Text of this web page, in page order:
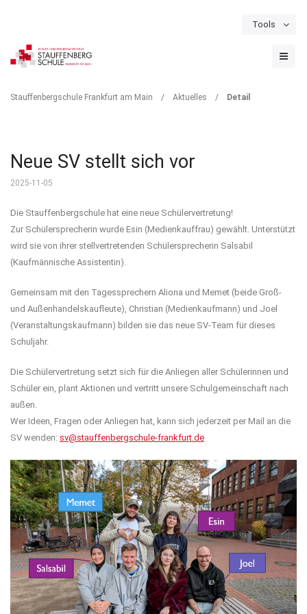
Tools
Schulportal Termine
Stauffenbergschule Frankfurt am Main / Aktuelles / Detail
Neue SV stellt sich vor
2025-11-05
Die Stauffenbergschule hat eine neue Schülervertretung!
Zur Schülersprecherin wurde Esin (Medienkauffrau) gewählt. Unterstützt
wird sie von ihrer stellvertretenden Schülersprecherin Salsabil
(Kaufmännische Assistentin).
Gemeinsam mit den Tagessprechern Aliona und Memet (beide Groß-
und Außenhandelskaufleute), Christian (Medienkaufmann) und Joel
(Veranstaltungskaufmann) bilden sie das neue SV-Team für dieses
Schuljahr.
Die Schülervertretung setzt sich für die Anliegen aller Schülerinnen und
Schüler ein, plant Aktionen und vertritt unsere Schulgemeinschaft nach
außen.
Wer Ideen, Fragen oder Anliegen hat, kann sich jederzeit per Mail an die
SV wenden: sv@stauffenbergschule-frankfurt.de